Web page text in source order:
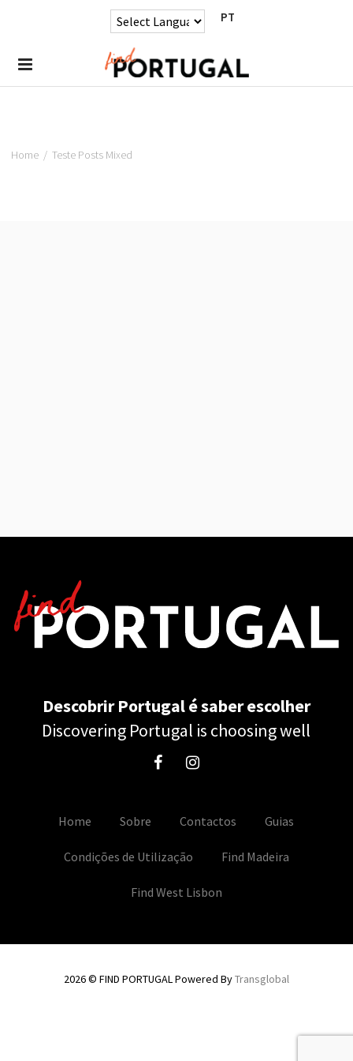
PT
Home/ Teste Posts Mixed
Descobrir Portugal é saber escolher
Discovering Portugal is choosing well
Home Sobre Contactos Guias
Condições de Utilização Find Madeira
Find West Lisbon
2026 © FIND PORTUGAL Powered ByTransglobal